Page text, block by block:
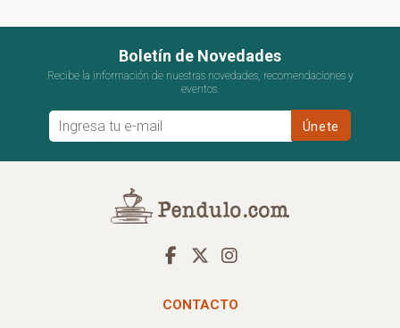
Boletín de Novedades
Recibe la información de nuestras novedades, recomendaciones y
eventos.
CONTACTO